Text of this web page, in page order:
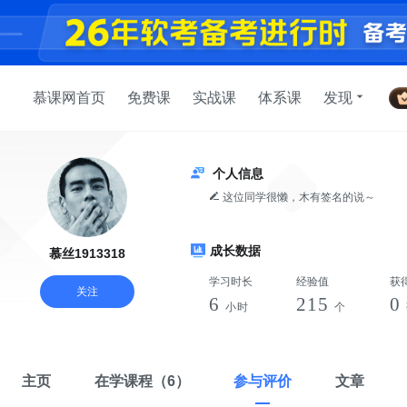
慕课网首页 免费课 实战课 体系课 发现
慕丝1913318
关注
个人信息
这位同学很懒，木有签名的说～
成长数据
学习时长
6 小时
经验值
215 个
获
0
主页 在学课程 （6） 参与评价 文章